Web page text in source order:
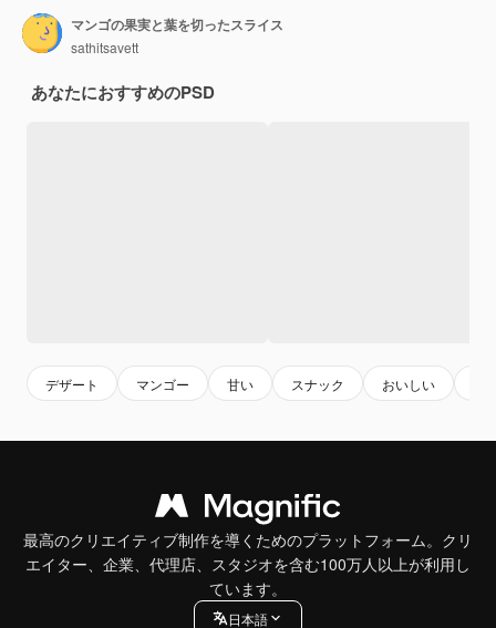
マンゴの果実と葉を切ったスライス
sathitsavett
あなたにおすすめのPSD
デザート マンゴー 甘い スナック おいしい
最高のクリエイティブ制作を導くためのプラットフォーム。クリ
エイター、企業、代理店、スタジオを含む100万人以上が利用し
ています。
日本語